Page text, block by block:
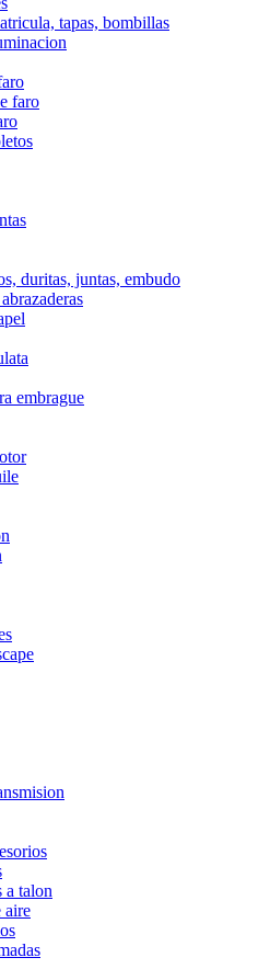
tapas, bombillas
faro
duritas, juntas, embudo
embrague
a talon
aire